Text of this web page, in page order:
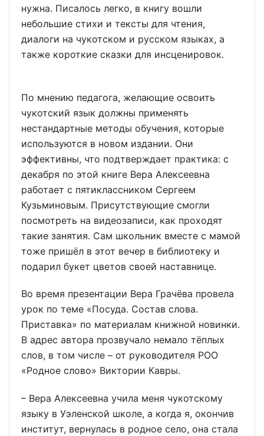
нужна. Писалось легко, в книгу вошли
небольшие стихи и тексты для чтения,
диалоги на чукотском и русском языках, а
также короткие сказки для инсценировок.
По мнению педагога, желающие освоить
чукотский язык должны применять
нестандартные методы обучения, которые
используются в новом издании. Они
эффективны, что подтверждает практика: с
декабря по этой книге Вера Алексеевна
работает с пятиклассником Сергеем
Кузьминовым. Присутствующие смогли
посмотреть на видеозаписи, как проходят
такие занятия. Сам школьник вместе с мамой
тоже пришёл в этот вечер в библиотеку и
подарил букет цветов своей наставнице.
Во время презентации Вера Грачёва провела
урок по теме «Посуда. Состав слова.
Приставка» по материалам книжной новинки.
В адрес автора прозвучало немало тёплых
слов, в том числе – от руководителя РОО
«Родное слово» Виктории Кавры.
– Вера Алексеевна учила меня чукотскому
языку в Уэленской школе, а когда я, окончив
институт, вернулась в родное село, она стала